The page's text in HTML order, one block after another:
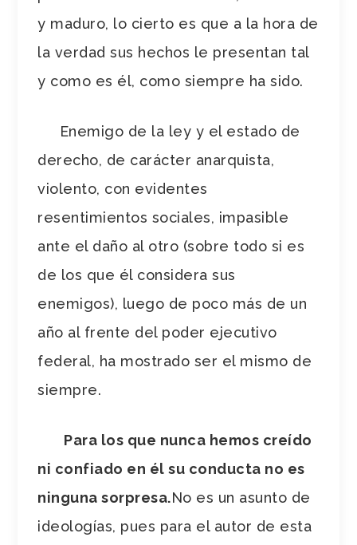
y maduro, lo cierto es que a la hora de
la verdad sus hechos le presentan tal
y como es él, como siempre ha sido.
Enemigo de la ley y el estado de
derecho, de carácter anarquista,
violento, con evidentes
resentimientos sociales, impasible
ante el daño al otro (sobre todo si es
de los que él considera sus
enemigos), luego de poco más de un
año al frente del poder ejecutivo
federal, ha mostrado ser el mismo de
siempre.
Para los que nunca hemos creído
ni confiado en él su conducta no es
ninguna sorpresa.No es un asunto de
ideologías, pues para el autor de esta